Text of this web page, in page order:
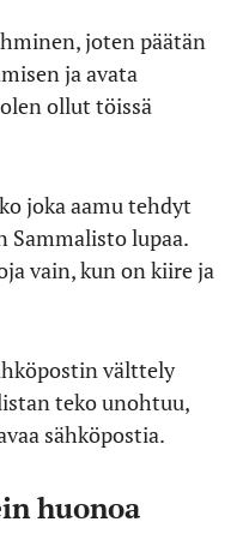
joten päätän
ja avata
ollut töissä
joka aamu tehdyt
lupaa.
vain, kun on kiire ja
välttely
teko unohtuu,
sähköpostia.
huonoa